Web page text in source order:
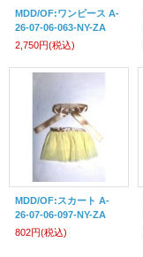
MDD/OF:ワンピース A-
26-07-06-063-NY-ZA
2,750円(税込)
MDD/OF:スカート A-
26-07-06-097-NY-ZA
802円(税込)